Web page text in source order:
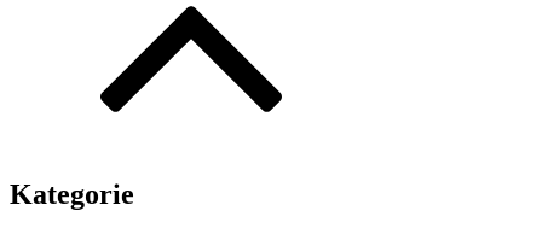
Kategorie